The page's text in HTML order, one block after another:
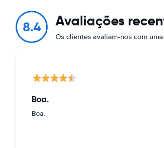
8.4 Avaliações
Os clientes avaliam-nos com
Boa.
Boa.